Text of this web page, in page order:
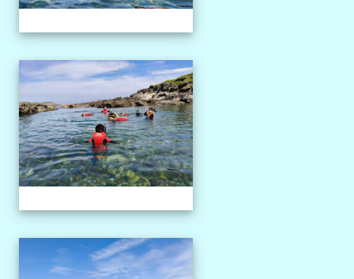
1150527獨木舟課程
1150527獨木舟課程